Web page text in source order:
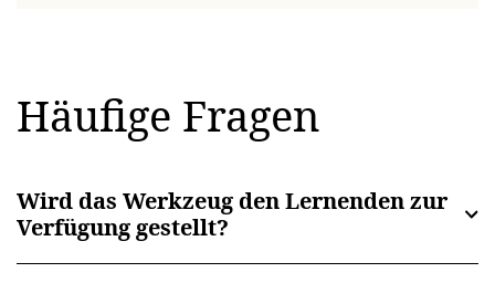
Häufige Fragen
Wird das Werkzeug den Lernenden zur
Verfügung gestellt?